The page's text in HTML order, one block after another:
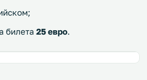
билета 25 евро.